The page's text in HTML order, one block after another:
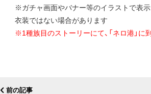
※ガチャ画面やバナー等のイラストで表
衣装ではない場合があります
※1種族目のストーリーにて、「ネロ港」
前の記事